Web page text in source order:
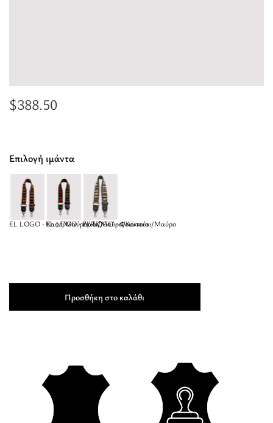
$388.50
Επιλογή ιμάντα
EL LOGO - Καφέ/Μαύρο/Ροζ
EL LOGO - Λαδί/Μαύρο/Κόκκινο
EL LOGO - Φουντούκι/Μαύρο
Προσθήκη στο καλάθι